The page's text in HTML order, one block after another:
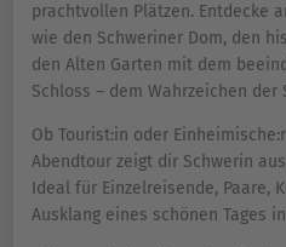
prachtvollen Plätzen. Entdecke
wie den Schweriner Dom, den
den Alten Garten mit dem
Schloss – dem Wahrzeichen der
Ob Tourist:in oder
Abendtour zeigt dir Schwerin
Ideal für Einzelreisende, Paare,
Ausklang eines schönen Tages